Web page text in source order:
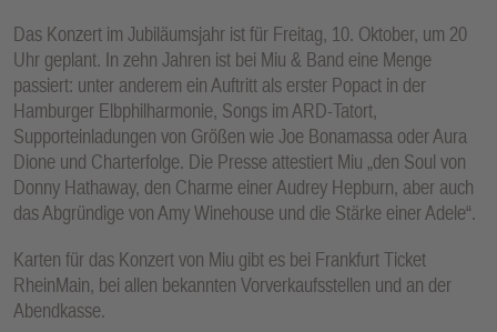
Das Konzert im Jubiläumsjahr ist für Freitag, 10. Oktober, um 20
Uhr geplant. In zehn Jahren ist bei Miu & Band eine Menge
passiert: unter anderem ein Auftritt als erster Popact in der
Hamburger Elbphilharmonie, Songs im ARD-Tatort,
Supporteinladungen von Größen wie Joe Bonamassa oder Aura
Dione und Charterfolge. Die Presse attestiert Miu „den Soul von
Donny Hathaway, den Charme einer Audrey Hepburn, aber auch
das Abgründige von Amy Winehouse und die Stärke einer Adele“.
Karten für das Konzert von Miu gibt es bei Frankfurt Ticket
RheinMain, bei allen bekannten Vorverkaufsstellen und an der
Abendkasse.